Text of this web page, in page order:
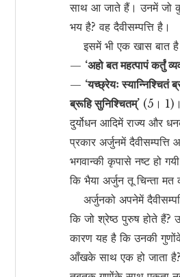
साथ आ जाते हैं। उनमें जो
भय है? वह दैवीसम्पत्ति है।
इसमें भी एक खास बात
— ‘अहो बत महत्पापं कर्तुं
— ‘यच्छ्रेयः स्यान्निश्चितं
ब्रूहि सुनिश्चितम्’ (5। 1)।
दुर्योधन आदिमें राज्य और
प्रकार अर्जुनमें
भगवान्की कृपासे नष्ट हो
कि भैया अर्जुन तू चिन्ता मत
अर्जुनको अपनेमें
कि जो श्रेष्ठ पुरुष होते
कारण यह है कि उनकी
आँखके साथ एक हो जाता